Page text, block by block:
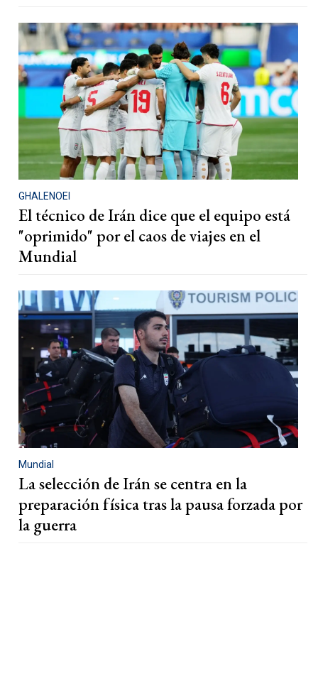
GHALENOEI
El técnico de Irán dice que el equipo está
"oprimido" por el caos de viajes en el
Mundial
Mundial
La selección de Irán se centra en la
preparación física tras la pausa forzada por
la guerra